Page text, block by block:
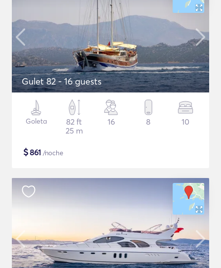
Gulet 82 - 16 guests
Goleta
82 ft
25 m
16 8 10
$861 /noche